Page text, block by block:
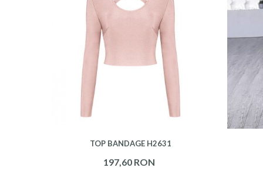
TOP BANDAGE H2631
197,60 RON